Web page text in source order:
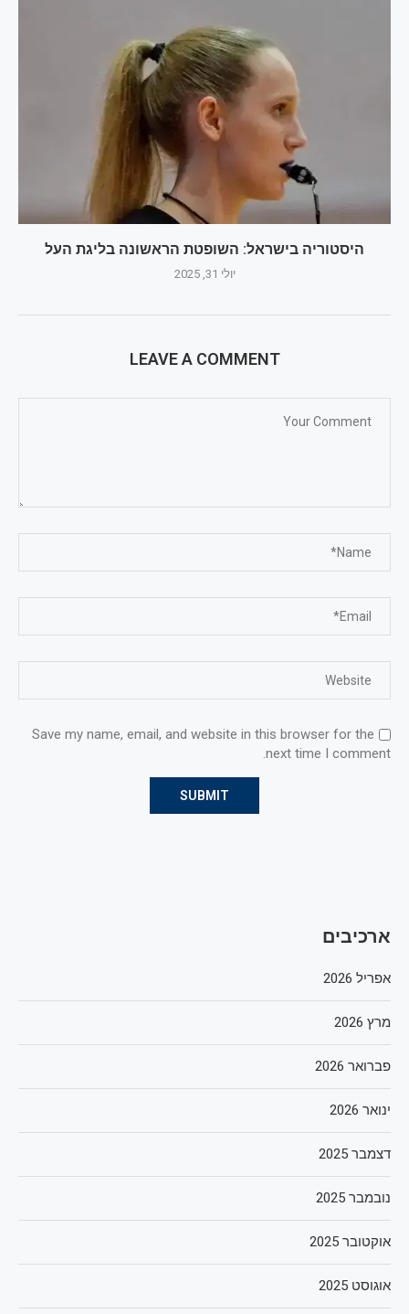
היסטוריה בישראל: השופטת הראשונה בליגת העל
יולי 31, 2025
LEAVE A COMMENT
Save my name, email, and website in this browser for the
next time I comment.
ארכיבים
אפריל 2026
מרץ 2026
פברואר 2026
ינואר 2026
דצמבר 2025
נובמבר 2025
אוקטובר 2025
אוגוסט 2025